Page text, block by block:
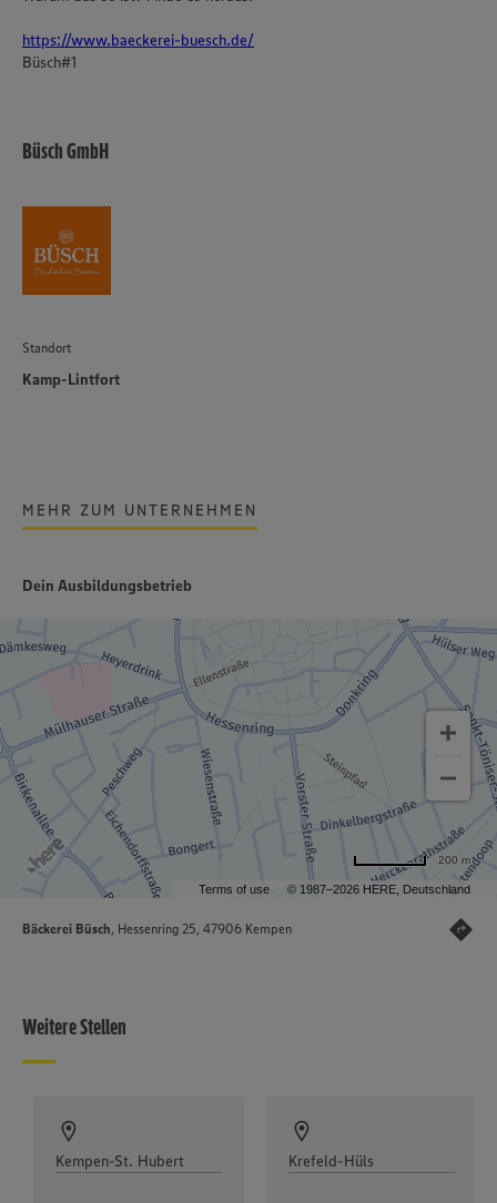
https://www.baeckerei-buesch.de/
Büsch#1
Büsch GmbH
Standort
Kamp-Lintfort
MEHR ZUM UNTERNEHMEN
Dein Ausbildungsbetrieb
Terms of use © 1987–2026 HERE, Deutschland
200 m
Bäckerei Büsch, Hessenring 25, 47906 Kempen
Weitere Stellen
Kempen-St. Hubert Krefeld-Hüls